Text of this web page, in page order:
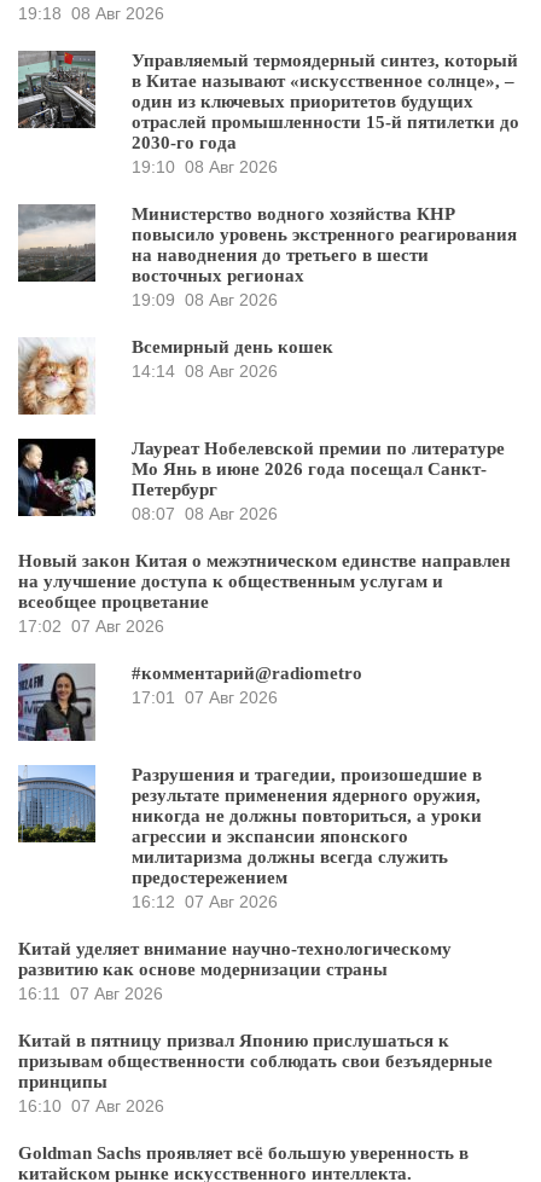
19:18 08 Авг 2026
Управляемый термоядерный синтез, который
в Китае называют «искусственное солнце», –
один из ключевых приоритетов будущих
отраслей промышленности 15-й пятилетки до
2030-го года
19:10 08 Авг 2026
Министерство водного хозяйства КНР
повысило уровень экстренного реагирования
на наводнения до третьего в шести
восточных регионах
19:09 08 Авг 2026
Всемирный день кошек
14:14 08 Авг 2026
Лауреат Нобелевской премии по литературе
Мо Янь в июне 2026 года посещал Санкт-
Петербург
08:07 08 Авг 2026
Новый закон Китая о межэтническом единстве направлен
на улучшение доступа к общественным услугам и
всеобщее процветание
17:02 07 Авг 2026
#комментарий@radiometro
17:01
07 Авг 2026
Разрушения и трагедии, произошедшие в
результате применения ядерного оружия,
никогда не должны повториться, а уроки
агрессии и экспансии японского
милитаризма должны всегда служить
предостережением
16:12 07 Авг 2026
Китай уделяет внимание научно-технологическому
развитию как основе модернизации страны
16:11
07 Авг 2026
Китай в пятницу призвал Японию прислушаться к
призывам общественности соблюдать свои безъядерные
принципы
16:10 07 Авг 2026
Goldman Sachs проявляет всё большую уверенность в
китайском рынке искусственного интеллекта.